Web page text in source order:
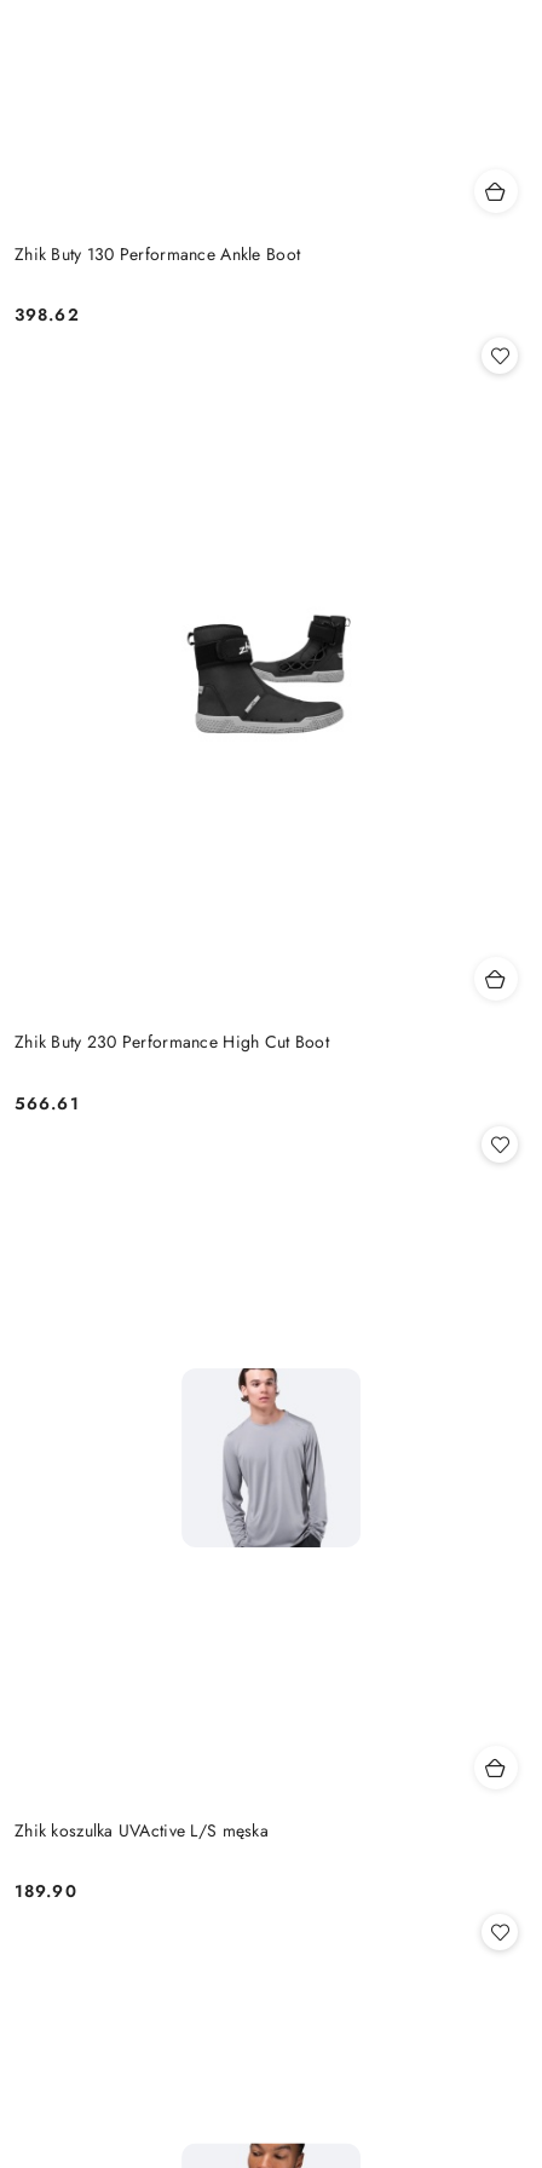
Zhik Buty 130 Performance Ankle Boot
Cena:
398.62
Zhik Buty 230 Performance High Cut Boot
Cena:
566.61
Zhik koszulka UVActive L/S męska
Cena:
189.90